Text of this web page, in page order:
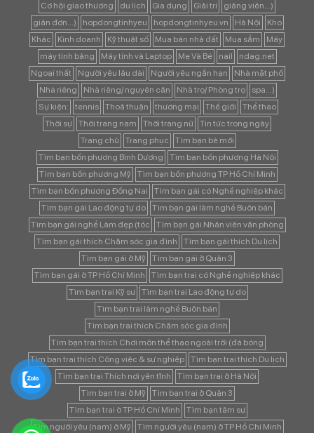
Cơ hội giao thương
du lịch Gia dụng Giải trí
giảng viên...)
giản đơn...)
hopdongtinhyeu hopdongtinhyeu.vn Hà Nội
Kho
Khác
Kinh doanh Kỹ thuật số Mua bán nhà đất Mua sắm
Máy
máy tính bảng
Máy tính và Laptop Mẹ Và Bé nail
ndag.net
Ngoại thất
Người yêu lâu dài Người yêu ngắn hạn
Nhà mặt phố
Nhà riêng
Nhà riêng/ nguyên căn Nhà trọ/ Phòng trọ
spa...)
Sự kiện:
tennis Thoả thuận thương mại Thế giới
Thể thao
Thời sự
Thời trang nam Thời trang nữ
Tin tức trong ngày
Trang chủ
Trang phục
Tìm bạn bè mới
Tìm bạn bốn phương Bình Dương
Tìm bạn bốn phương Hà Nội
Tìm bạn bốn phương Mỹ
Tìm bạn bốn phương TP Hồ Chí Minh
Tìm bạn bốn phương Đồng Nai
Tìm bạn gái có Nghề nghiệp khác
Tìm bạn gái Lao động tự do
Tìm bạn gái làm nghề Buôn bán
Tìm bạn gái nghề Làm đẹp (tóc
Tìm bạn gái Nhân viên văn phòng
Tìm bạn gái thích Chăm sóc gia đình
Tìm bạn gái thích Du lịch
Tìm bạn gái ở Mỹ
Tìm bạn gái ở Quận 3
Tìm bạn gái ở TP Hồ Chí Minh
Tìm bạn trai có Nghề nghiệp khác
Tìm bạn trai Kỹ sư
Tìm bạn trai Lao động tự do
Tìm bạn trai làm nghề Buôn bán
Tìm bạn trai thích Chăm sóc gia đình
Tìm bạn trai thích Chơi môn thể thao ngoài trời (đá bóng
Tìm bạn trai thích Công việc & sự nghiệp
Tìm bạn trai thích Du lịch
Tìm bạn trai Thích nơi yên tĩnh
Tìm bạn trai ở Hà Nội
Tìm bạn trai ở Mỹ
Tìm bạn trai ở Quận 3
Tìm bạn trai ở TP Hồ Chí Minh
Tìm bạn tâm sự
Tìm người yêu (nam) ở Mỹ
Tìm người yêu (nam) ở TP Hồ Chí Minh